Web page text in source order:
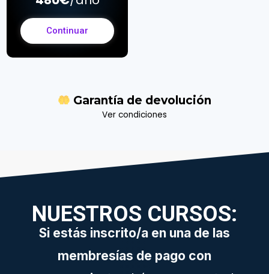
Continuar
Garantía de devolución
Ver condiciones
NUESTROS CURSOS:
Si estás inscrito/a en una de las
membresías de pago con